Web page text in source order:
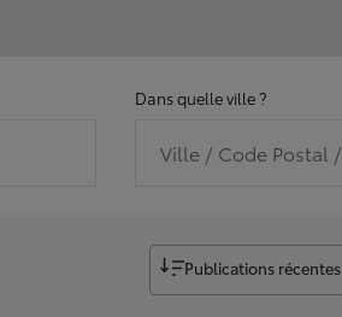
Dans quelle ville ?
Ville / Code Postal /
Publications récentes